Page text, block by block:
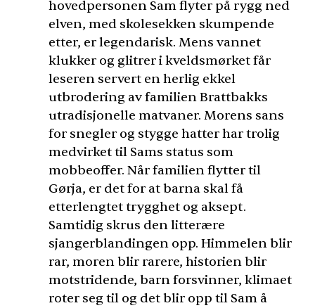
hovedpersonen Sam flyter på rygg ned
elven, med skolesekken skumpende
etter, er legendarisk. Mens vannet
klukker og glitrer i kveldsmørket får
leseren servert en herlig ekkel
utbrodering av familien Brattbakks
utradisjonelle matvaner. Morens sans
for snegler og stygge hatter har trolig
medvirket til Sams status som
mobbeoffer. Når familien flytter til
Gørja, er det for at barna skal få
etterlengtet trygghet og aksept.
Samtidig skrus den litterære
sjangerblandingen opp. Himmelen blir
rar, moren blir rarere, historien blir
motstridende, barn forsvinner, klimaet
roter seg til og det blir opp til Sam å